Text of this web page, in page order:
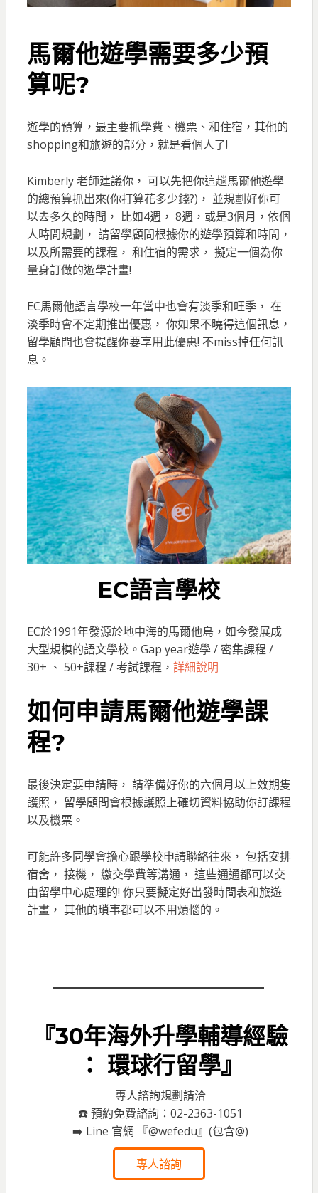
馬爾他遊學需要多少預
算呢?
遊學的預算，最主要抓學費、機票、和住宿，其他的
shopping和旅遊的部分，就是看個人了!
Kimberly 老師建議你， 可以先把你這趟馬爾他遊學
的總預算抓出來(你打算花多少錢?)， 並規劃好你可
以去多久的時間， 比如4週， 8週，或是3個月，依個
人時間規劃， 請留學顧問根據你的遊學預算和時間，
以及所需要的課程， 和住宿的需求， 擬定一個為你
量身訂做的遊學計畫!
EC馬爾他語言學校一年當中也會有淡季和旺季， 在
淡季時會不定期推出優惠， 你如果不曉得這個訊息，
留學顧問也會提醒你要享用此優惠! 不miss掉任何訊
息。
EC語言學校
EC於1991年發源於地中海的馬爾他島，如今發展成
大型規模的語文學校。Gap year遊學 / 密集課程 /
30+ 、 50+課程 / 考試課程， 詳細說明
如何申請馬爾他遊學課
程?
最後決定要申請時， 請準備好你的六個月以上效期隻
護照， 留學顧問會根據護照上確切資料協助你訂課程
以及機票。
可能許多同學會擔心跟學校申請聯絡往來， 包括安排
宿舍， 接機， 繳交學費等溝通， 這些通通都可以交
由留學中心處理的! 你只要擬定好出發時間表和旅遊
計畫， 其他的瑣事都可以不用煩惱的。
『30年海外升學輔導經驗
： 環球行留學』
專人諮詢規劃請洽
☎️ 預約免費諮詢：02-2363-1051
➡️ Line 官網 『@wefedu』(包含@)
專人諮詢